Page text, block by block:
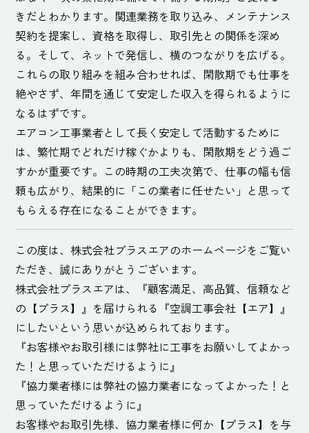
きだとわかります。関連業務を取り込み、メンテナンス
契約を提案し、資格を取得し、取引先との関係を深め
る。そして、ネットで発信し、横のつながりを広げる。
これらの取り組みを組み合わせれば、閑散期でも仕事を
絶やさず、年間を通じて安定した収入を得られるように
なるはずです。
エアコン工事業者として長く安定して活動するために
は、繁忙期でどれだけ稼ぐかよりも、閑散期をどう過ご
すかが重要です。この時期の工夫次第で、仕事の幅も信
頼も広がり、結果的に「この業者に任せたい」と思って
もらえる存在になることができます。
この度は、株式会社プラスエアのホームページをご覧い
ただき、誠にありがとうございます。
株式会社プラスエアは、『顧客満足、高品質、信頼など
の【プラス】』を届けられる『空調工事会社【エア】』
にしたいという思いが込められております。
『お客様やお取引様には弊社に工事をお願いしてよかっ
た！と思っていただけるように』
『協力業者様には弊社の協力業者になってよかった！と
思っていただけるように』
お客様やお取引先様、協力業者様に何か【プラス】を与